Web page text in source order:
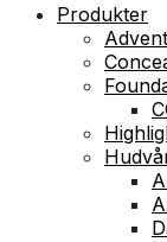
Produkter